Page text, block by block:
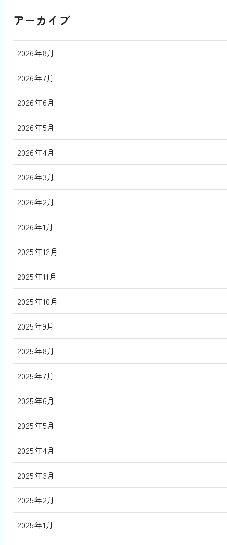
アーカイブ
2026年8月
2026年7月
2026年6月
2026年5月
2026年4月
2026年3月
2026年2月
2026年1月
2025年12月
2025年11月
2025年10月
2025年9月
2025年8月
2025年7月
2025年6月
2025年5月
2025年4月
2025年3月
2025年2月
2025年1月